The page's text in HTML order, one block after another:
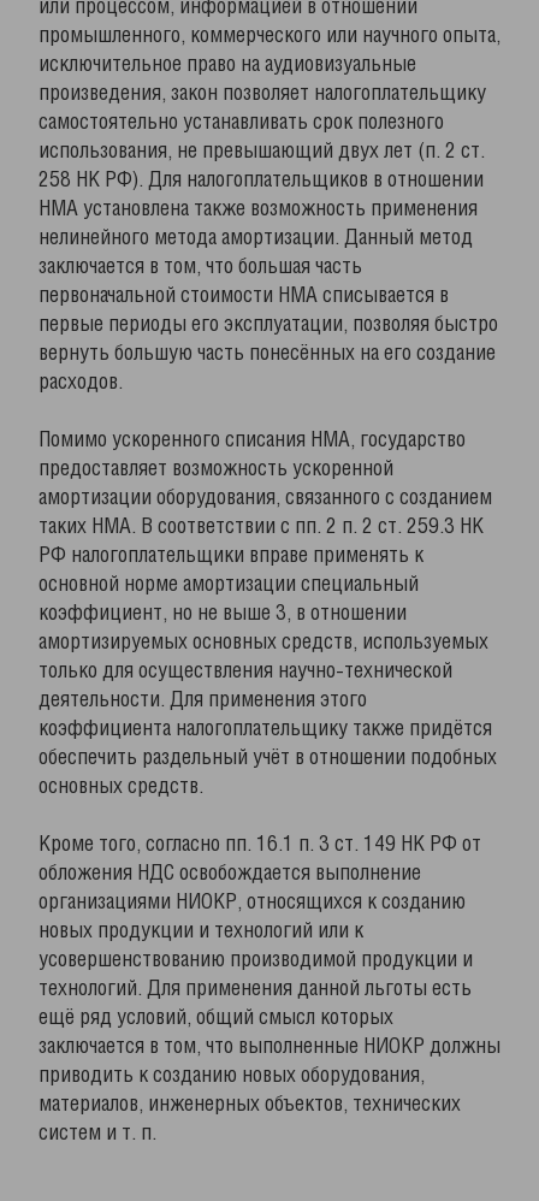
или процессом, информацией в отношении
промышленного, коммерческого или научного опыта,
исключительное право на аудиовизуальные
произведения, закон позволяет налогоплательщику
самостоятельно устанавливать срок полезного
использования, не превышающий двух лет (п. 2 ст.
258 НК РФ). Для налогоплательщиков в отношении
НМА установлена также возможность применения
нелинейного метода амортизации. Данный метод
заключается в том, что большая часть
первоначальной стоимости НМА списывается в
первые периоды его эксплуатации, позволяя быстро
вернуть большую часть понесённых на его создание
расходов.
Помимо ускоренного списания НМА, государство
предоставляет возможность ускоренной
амортизации оборудования, связанного с созданием
таких НМА. В соответствии с пп. 2 п. 2 ст. 259.3 НК
РФ налогоплательщики вправе применять к
основной норме амортизации специальный
коэффициент, но не выше 3, в отношении
амортизируемых основных средств, используемых
только для осуществления научно-технической
деятельности. Для применения этого
коэффициента налогоплательщику также придётся
обеспечить раздельный учёт в отношении подобных
основных средств.
Кроме того, согласно пп. 16.1 п. 3 ст. 149 НК РФ от
обложения НДС освобождается выполнение
организациями НИОКР, относящихся к созданию
новых продукции и технологий или к
усовершенствованию производимой продукции и
технологий. Для применения данной льготы есть
ещё ряд условий, общий смысл которых
заключается в том, что выполненные НИОКР должны
приводить к созданию новых оборудования,
материалов, инженерных объектов, технических
систем и т. п.